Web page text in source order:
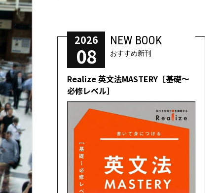
2026
08
NEW BOOK
おすすめ新刊
Realize 英文法MASTERY［基礎～
必修レベル］